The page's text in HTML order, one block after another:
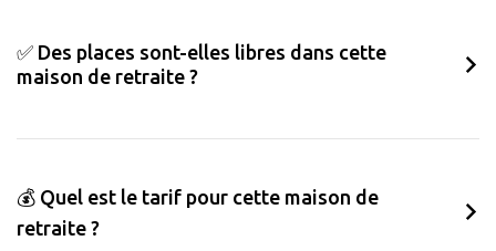
✅ Des places sont-elles libres dans cette
maison de retraite ?
💰 Quel est le tarif pour cette maison de
retraite ?